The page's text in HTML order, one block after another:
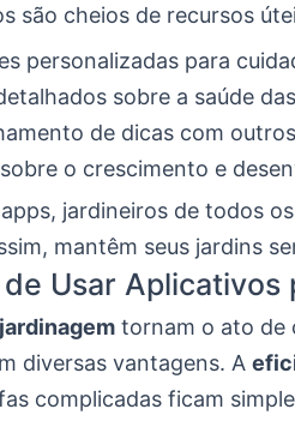
são cheios de recursos
personalizadas para
sobre a saúde
de dicas com
o crescimento e
jardineiros de todos
mantêm seus jardins
Usar Aplicativos
tornam o ato de
diversas vantagens. A
complicadas ficam